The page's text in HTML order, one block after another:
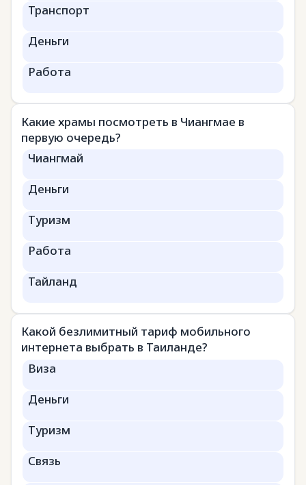
Транспорт
Деньги
Работа
Какие храмы посмотреть в Чиангмае в
первую очередь?
Чиангмай
Деньги
Туризм
Работа
Тайланд
Какой безлимитный тариф мобильного
интернета выбрать в Таиланде?
Виза
Деньги
Туризм
Связь